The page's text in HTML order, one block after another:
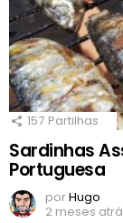
157 Partilhas
Sardinhas
Portuguesa
porHugo
2 meses